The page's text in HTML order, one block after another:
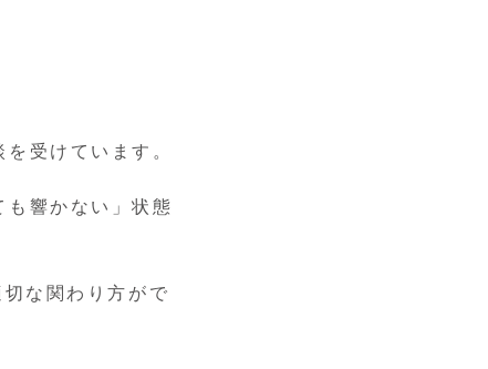
受けています。
も響かない」状態
な関わり方がで